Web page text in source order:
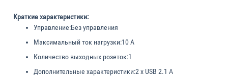
Краткие характеристики:
Управление:Без управления
Максимальный ток нагрузки:10 А
Количество выходных розеток:1
Дополнительные характеристики:2 x USB 2.1 A